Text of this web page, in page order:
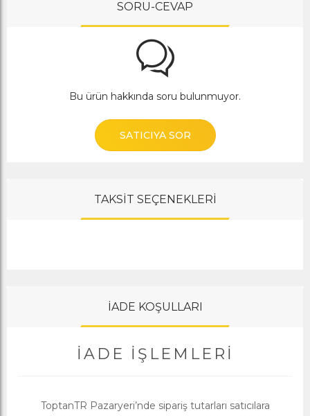
SORU-CEVAP
Bu ürün hakkında soru bulunmuyor.
SATICIYA SOR
TAKSİT SEÇENEKLERİ
İADE KOŞULLARI
İADE İŞLEMLERI
ToptanTR Pazaryeri’nde sipariş tutarları satıcılara